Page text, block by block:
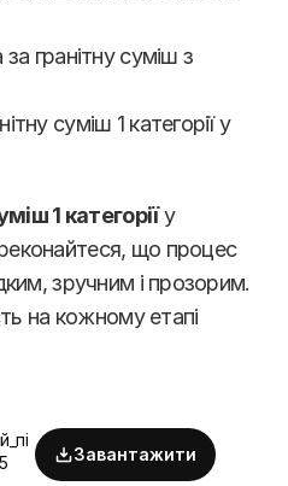
гранітну суміш з
суміш 1 категорії у
1 категорії
у
що процес
зручним і прозорим.
на кожному етапі
Завантажити